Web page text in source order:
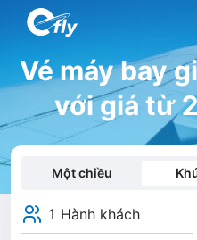
Vé máy bay
với giá từ
Một chiều
1 Hành khách